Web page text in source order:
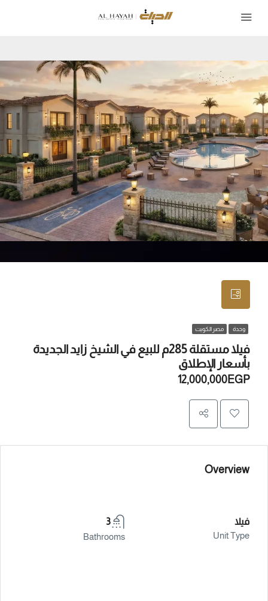
وحدة مصر الكويت
فيلا مستقلة 285م للبيع في الشيخ زايد الجديدة
بأسعار الإطلاق
12,000,000EGP
Overview
فيلا
Unit Type
3
Bathrooms